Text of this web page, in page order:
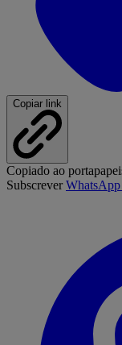
Copiar link
Copiado ao
Subscrever